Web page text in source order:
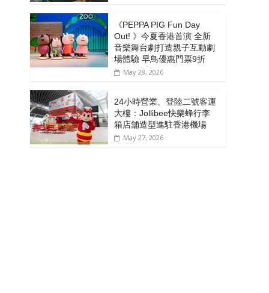
《PEPPA PIG Fun Day
Out! 》今夏香港首演 全新
音樂舞台劇打造親子互動劇
場體驗 早鳥優惠門票9折
May 28, 2026
24小時營業、登陸二號客運
大樓：Jollibee快樂蜂行李
箱店舖造型進駐香港機場
May 27, 2026